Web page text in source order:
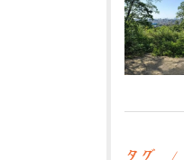
タグ